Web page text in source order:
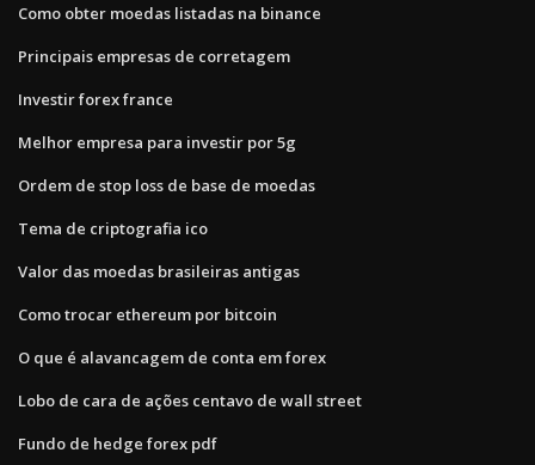
Como obter moedas listadas na binance
Principais empresas de corretagem
Investir forex france
Melhor empresa para investir por 5g
Ordem de stop loss de base de moedas
Tema de criptografia ico
Valor das moedas brasileiras antigas
Como trocar ethereum por bitcoin
O que é alavancagem de conta em forex
Lobo de cara de ações centavo de wall street
Fundo de hedge forex pdf